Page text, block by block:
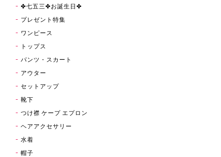
✤七五三✤お誕生日✤
プレゼント特集
ワンピース
トップス
パンツ・スカート
アウター
セットアップ
靴下
つけ襟 ケープ エプロン
ヘアアクセサリー
水着
帽子